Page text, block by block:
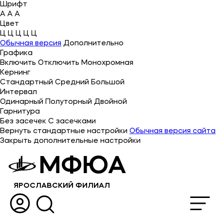
Шрифт
A A A
Цвет
Ц Ц Ц Ц Ц
Обычная версия Дополнительно
Графика
Включить Отключить Монохромная
Кернинг
Стандартный Средний Большой
Интервал
Одинарный Полуторный Двойной
Гарнитура
Без засечек С засечками
Вернуть стандартные настройки Обычная версия сайта
Закрыть дополнительные настройки
МФЮА
ЯРОСЛАВСКИЙ ФИЛИАЛ
Об университете
Лицензии и документы
Сведения об образовательной организации
Абитуриенту
Музейно-выставочный центр МФЮА
Наука
Противодействие терроризму и экстремизму
Абитуриентам
Студентам